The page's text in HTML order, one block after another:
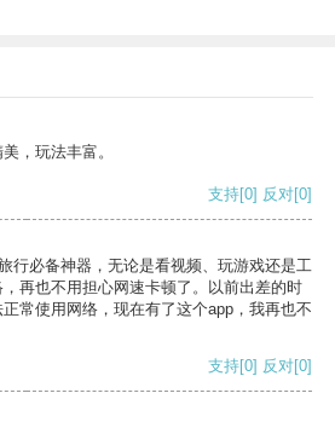
，玩法丰富。
支持[0] 反对[0]
行必备神器，无论是看视频、玩游戏还是工
再也不用担心网速卡顿了。以前出差的时
常使用网络，现在有了这个app，我再也不
支持[0] 反对[0]